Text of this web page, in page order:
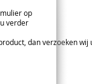
op
verder
dan verzoeken